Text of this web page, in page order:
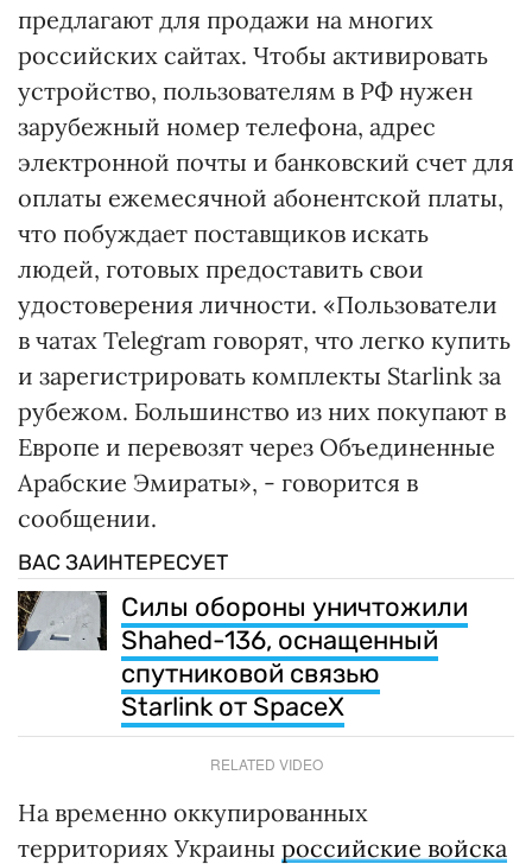
предлагают для продажи на многих
российских сайтах. Чтобы активировать
устройство, пользователям в РФ нужен
зарубежный номер телефона, адрес
электронной почты и банковский счет для
оплаты ежемесячной абонентской платы,
что побуждает поставщиков искать
людей, готовых предоставить свои
удостоверения личности. «Пользователи
в чатах Telegram говорят, что легко купить
и зарегистрировать комплекты Starlink за
рубежом. Большинство из них покупают в
Европе и перевозят через Объединенные
Арабские Эмираты», - говорится в
сообщении.
ВАС ЗАИНТЕРЕСУЕТ
Силы обороны уничтожили
Shahed-136, оснащенный
спутниковой связью
Starlink от SpaceX
RELATED VIDEO
На временно оккупированных
территориях Украины российские войска